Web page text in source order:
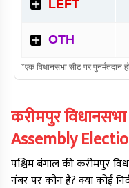
करीमपुर
Assembly
पश्चिम बंगालकीकरीमपुर
नंबर पर कौन है? क्या कोई